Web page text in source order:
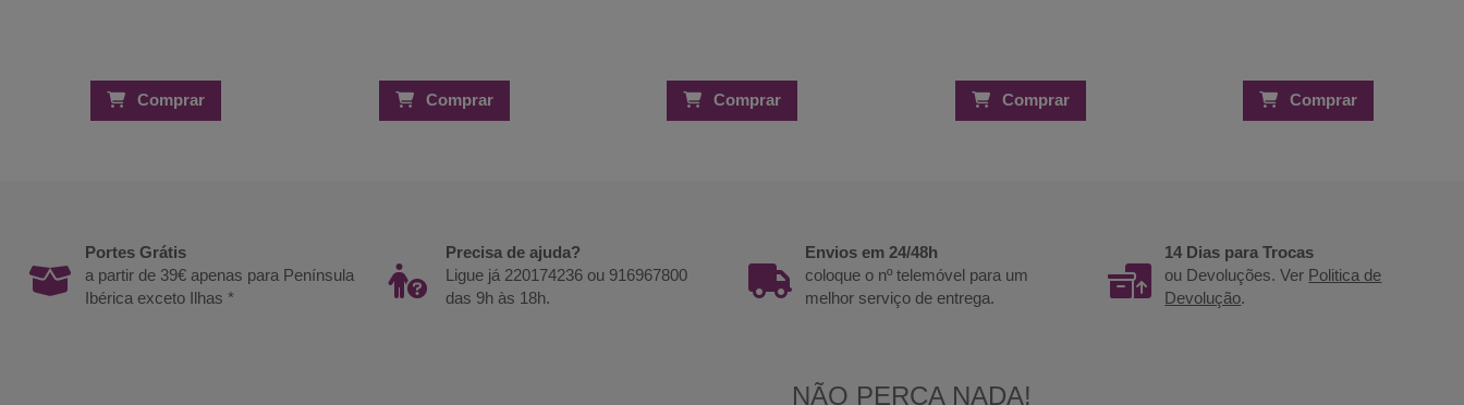
Comprar Comprar Comprar Comprar Comprar
Portes Grátis
a partir de 39€ apenas para Península
Ibérica exceto Ilhas *
Precisa de ajuda?
Ligue já 220174236 ou 916967800
das 9h às 18h.
Envios em 24/48h
coloque o nº telemóvel para um
melhor serviço de entrega.
14 Dias para Trocas
ou Devoluções. Ver Politica de
Devolução.